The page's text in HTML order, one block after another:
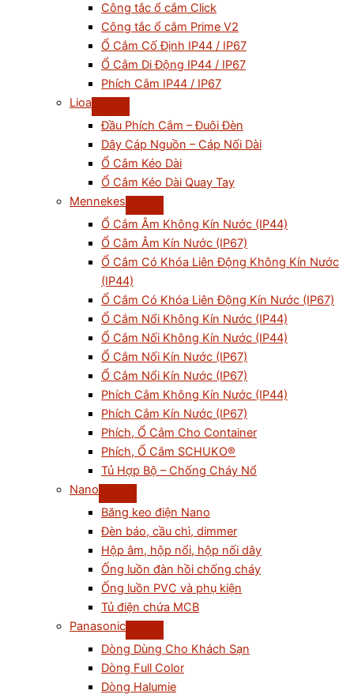
Công tắc ổ cắm Click
Công tắc ổ cắm Prime V2
Ổ Cắm Cố Định IP44 / IP67
Ổ Cắm Di Động IP44 / IP67
Phích Cắm IP44 / IP67
Lioa
Đầu Phích Cắm – Đuôi Đèn
Dây Cáp Nguồn – Cáp Nối Dài
Ổ Cắm Kéo Dài
Ổ Cắm Kéo Dài Quay Tay
Mennekes
Ổ Cắm Âm Không Kín Nước (IP44)
Ổ Cắm Âm Kín Nước (IP67)
Ổ Cắm Có Khóa Liên Động Không Kín Nước
(IP44)
Ổ Cắm Có Khóa Liên Động Kín Nước (IP67)
Ổ Cắm Nổi Không Kín Nước (IP44)
Ổ Cắm Nối Không Kín Nước (IP44)
Ổ Cắm Nối Kín Nước (IP67)
Ổ Cắm Nổi Kín Nước (IP67)
Phích Cắm Không Kín Nước (IP44)
Phích Cắm Kín Nước (IP67)
Phích, Ổ Cắm Cho Container
Phích, Ổ Cắm SCHUKO®
Tủ Hợp Bộ – Chống Cháy Nổ
Nano
Băng keo điện Nano
Đèn báo, cầu chì, dimmer
Hộp âm, hộp nổi, hộp nối dây
Ống luồn đàn hồi chống cháy
Ống luồn PVC và phụ kiện
Tủ điện chứa MCB
Panasonic
Dòng Dùng Cho Khách Sạn
Dòng Full Color
Dòng Halumie